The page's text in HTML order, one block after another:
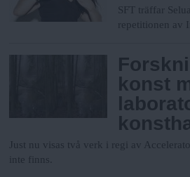
SFT träffar
repetitionen av
konst
Just nu visas två verk i regi av
inte finns.